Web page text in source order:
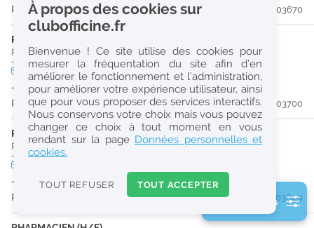
Réinitialiser
2
0
k
Consulter les offres de la France d'outre-mer
Publiée il y a 12 jour(s)
#203670
PRÉPARATEUR EN PHARMACIE (H/F)
Pharmacie d'Officine|01460 Montréal-La-Cluse
CDD temps plein
Jusqu'au 08/01/27
Publiée il y a 12 jour(s)
#203700
PRÉPARATEUR EN PHARMACIE (H/F)
Pharmacie d'Officine 01460 Montréal-La-Cluse
Jusqu'au 09/01/27
Publiée il y a 12 jour(s)
#203699
2 filtre(s) actifs
À propos des cookies sur
clubofficine.fr
Bienvenue ! Ce site utilise des cookies pour
mesurer la fréquentation du site afin d’en
améliorer le fonctionnement et l’administration,
pour améliorer votre expérience utilisateur, ainsi
que pour vous proposer des services interactifs.
Nous conservons votre choix mais vous pouvez
changer ce choix à tout moment en vous
rendant sur la page Données personnelles et
cookies.
TOUT REFUSER TOUT ACCEPTER